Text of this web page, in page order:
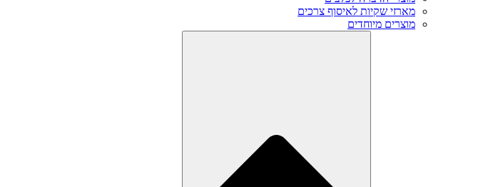
מארזי שקיות לאיסוף צרכים
מוצרים מיוחדים